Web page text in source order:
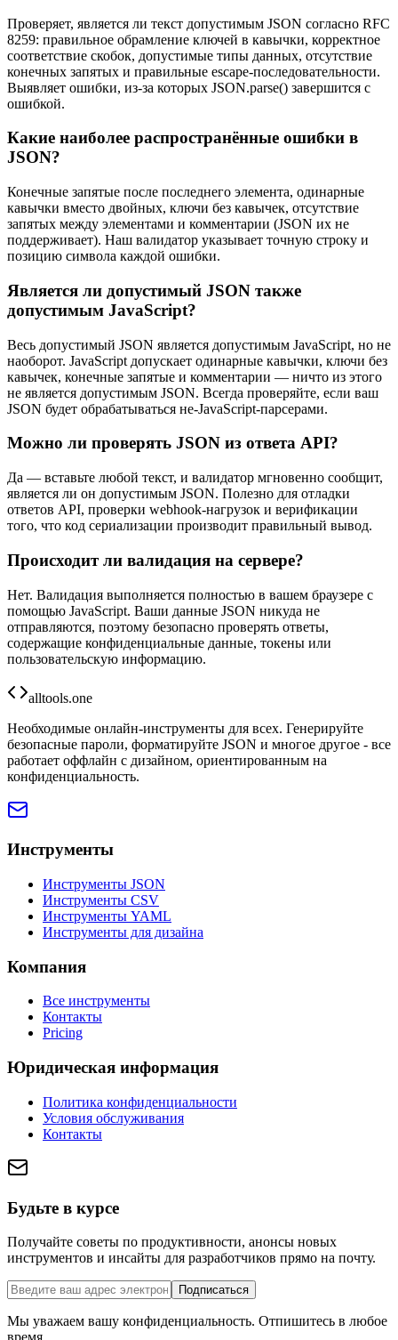
Проверяет, является ли текст допустимым JSON согласно RFC
8259: правильное обрамление ключей в кавычки, корректное
соответствие скобок, допустимые типы данных, отсутствие
конечных запятых и правильные escape-последовательности.
Выявляет ошибки, из-за которых JSON.parse() завершится с
ошибкой.
Какие наиболее распространённые ошибки в
JSON?
Конечные запятые после последнего элемента, одинарные
кавычки вместо двойных, ключи без кавычек, отсутствие
запятых между элементами и комментарии (JSON их не
поддерживает). Наш валидатор указывает точную строку и
позицию символа каждой ошибки.
Является ли допустимый JSON также
допустимым JavaScript?
Весь допустимый JSON является допустимым JavaScript, но не
наоборот. JavaScript допускает одинарные кавычки, ключи без
кавычек, конечные запятые и комментарии — ничто из этого
не является допустимым JSON. Всегда проверяйте, если ваш
JSON будет обрабатываться не-JavaScript-парсерами.
Можно ли проверять JSON из ответа API?
Да — вставьте любой текст, и валидатор мгновенно сообщит,
является ли он допустимым JSON. Полезно для отладки
ответов API, проверки webhook-нагрузок и верификации
того, что код сериализации производит правильный вывод.
Происходит ли валидация на сервере?
Нет. Валидация выполняется полностью в вашем браузере с
помощью JavaScript. Ваши данные JSON никуда не
отправляются, поэтому безопасно проверять ответы,
содержащие конфиденциальные данные, токены или
пользовательскую информацию.
alltools.one
Необходимые онлайн-инструменты для всех. Генерируйте
безопасные пароли, форматируйте JSON и многое другое - все
работает оффлайн с дизайном, ориентированным на
конфиденциальность.
Инструменты
Инструменты JSON
Инструменты CSV
Инструменты YAML
Инструменты для дизайна
Компания
Все инструменты
Контакты
Pricing
Юридическая информация
Политика конфиденциальности
Условия обслуживания
Контакты
Будьте в курсе
Получайте советы по продуктивности, анонсы новых
инструментов и инсайты для разработчиков прямо на почту.
Подписаться
Мы уважаем вашу конфиденциальность. Отпишитесь в любое